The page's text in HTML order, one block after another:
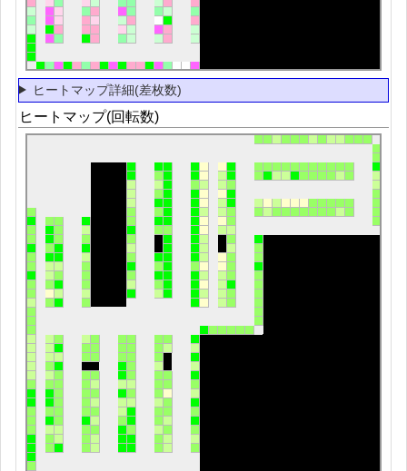
ヒートマップ詳細(差枚数)
ヒートマップ(回転数)